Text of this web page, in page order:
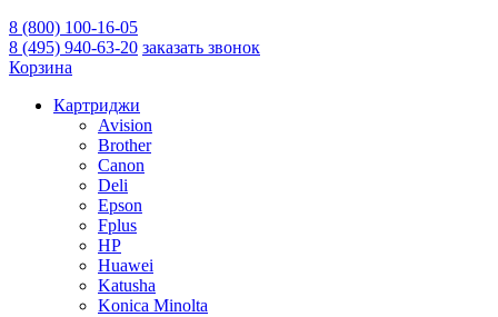
8 (800) 100-16-05
8 (495) 940-63-20 заказать звонок
Корзина
Картриджи
Avision
Brother
Canon
Deli
Epson
Fplus
HP
Huawei
Katusha
Konica Minolta